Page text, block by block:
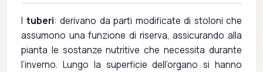
I tuberi: derivano da parti modificate di stoloni che
assumono una funzione di riserva, assicurando alla
pianta le sostanze nutritive che necessita durante
l’inverno. Lungo la superficie dell’organo si hanno